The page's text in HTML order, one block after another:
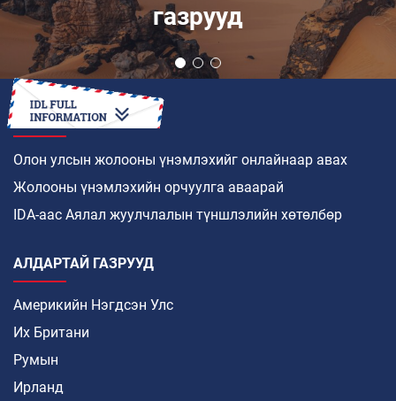
газрууд
ХЭРХЭН
Олон улсын жолооны үнэмлэхийг онлайнаар авах
Жолооны үнэмлэхийн орчуулга аваарай
IDA-аас Аялал жуулчлалын түншлэлийн хөтөлбөр
АЛДАРТАЙ ГАЗРУУД
Америкийн Нэгдсэн Улс
Их Британи
Румын
Ирланд